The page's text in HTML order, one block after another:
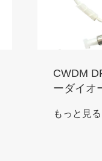
カスタム
グレーザ
もっと見